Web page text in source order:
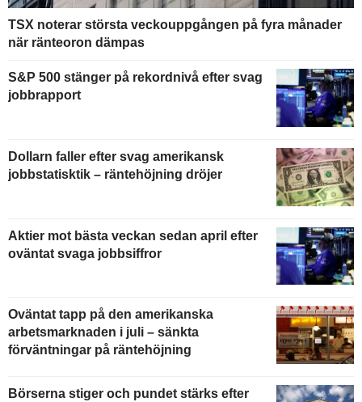
TSX noterar största veckouppgången på fyra månader
när ränteoron dämpas
S&P 500 stänger på rekordnivå efter svag
jobbrapport
Dollarn faller efter svag amerikansk
jobbstatisktik – räntehöjning dröjer
Aktier mot bästa veckan sedan april efter
oväntat svaga jobbsiffror
Oväntat tapp på den amerikanska
arbetsmarknaden i juli – sänkta
förväntningar på räntehöjning
Börserna stiger och pundet stärks efter